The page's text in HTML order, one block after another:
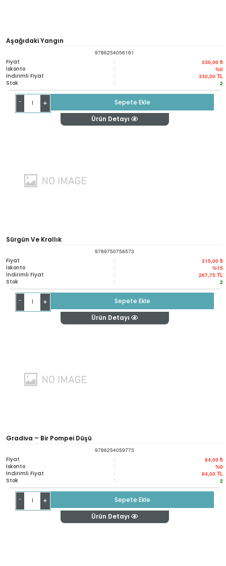
Aşağıdaki Yangın
9786254056161
Fiyat : 330,00 ₺
İskonto : %0
İndirimli Fiyat : 330,00 TL
Stok : 2
- +
Sepete Ekle
Ürün Detayı
Sürgün Ve Krallık
9789750756573
Fiyat : 315,00 ₺
İskonto : %15
İndirimli Fiyat : 267,75 TL
Stok : 2
- +
Sepete Ekle
Ürün Detayı
Gradiva – Bir Pompei Düşü
9786254059773
Fiyat : 84,00 ₺
İskonto : %0
İndirimli Fiyat : 84,00 TL
Stok : 2
- +
Sepete Ekle
Ürün Detayı